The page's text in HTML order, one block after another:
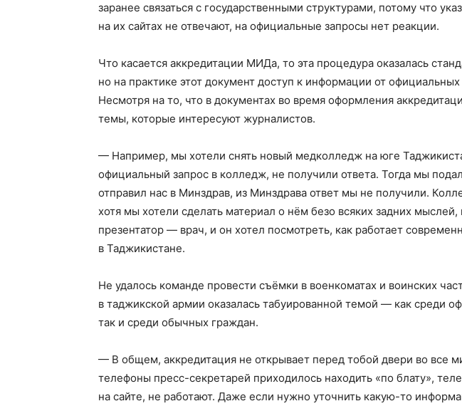
заранее связаться с государственными структурами, потому что
на их сайтах не отвечают, на официальные запросы нет реакции.
Что касается аккредитации МИДа, то эта процедура оказалась
но на практике этот документ доступ к информации от
Несмотря на то, что в документах во время оформления
темы, которые интересуют журналистов.
— Например, мы хотели снять новый медколледж на юге
официальный запрос в колледж, не получили ответа. Тогда мы
отправил нас в Минздрав, из Минздрава ответ мы не получили.
хотя мы хотели сделать материал о нём безо всяких задних
презентатор — врач, и он хотел посмотреть, как работает
в Таджикистане.
Не удалось команде провести съёмки в военкоматах и воинских
в таджикской армии оказалась табуированной темой — как среди
так и среди обычных граждан.
— В общем, аккредитация не открывает перед тобой двери во все
телефоны пресс-секретарей приходилось находить «по блату»,
на сайте, не работают. Даже если нужно уточнить какую-то